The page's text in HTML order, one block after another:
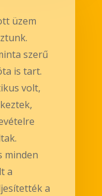
üzem
szerű
is tart.
volt,
minden
a
a